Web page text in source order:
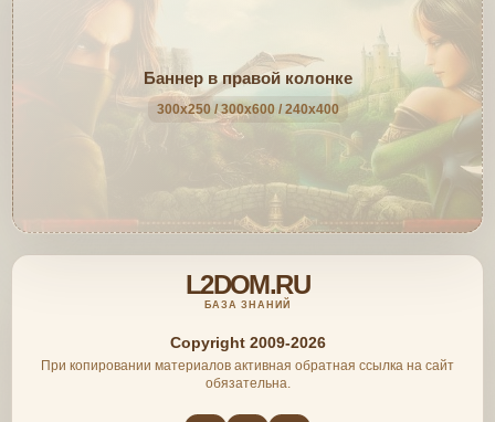
Баннер в правой колонке
300x250 / 300x600 / 240x400
L2DOM.RU
БАЗА ЗНАНИЙ
Copyright 2009-2026
При копировании материалов активная обратная ссылка на сайт
обязательна.